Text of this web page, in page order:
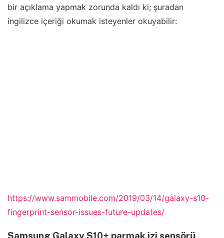
bir açıklama yapmak zorunda kaldı ki; şuradan
ingilizce içeriği okumak isteyenler okuyabilir:
https://www.sammobile.com/2019/03/14/galaxy-s10-
fingerprint-sensor-issues-future-updates/
Samsung Galaxy S10+ parmak izi sensörü